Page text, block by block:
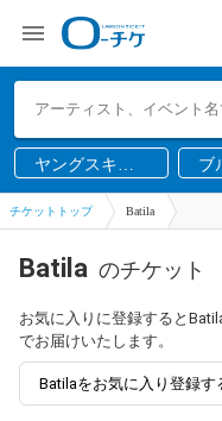
ヤングスキニ
ー
ブ
チケットトップ Batila
Batila のチケット
お気に入りに登録すると
でお届けいたします。
Batilaをお気に入り登録す